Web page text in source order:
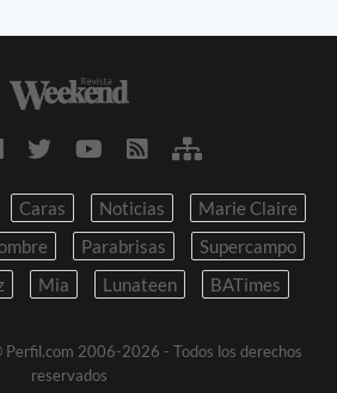
Caras Noticias
Marie Claire
Parabrisas
Supercampo
Mia Lunateen BATimes
Perfil.com 2006-2026 - Todos los derechos
reservados